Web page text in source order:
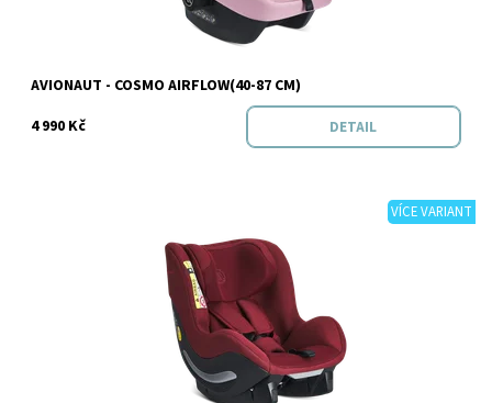
Avionaut
AVIONAUT - COSMO AIRFLOW(40-87 CM)
4 990 Kč
DETAIL
VÍCE VARIANT
Do 3 dnů v e-shopu